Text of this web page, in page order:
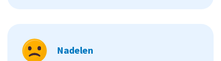
Nadelen